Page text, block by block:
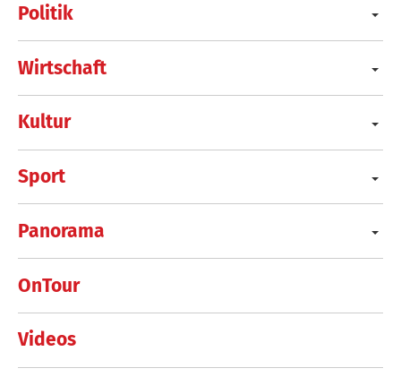
Politik
Wirtschaft
Kultur
Sport
Panorama
OnTour
Videos